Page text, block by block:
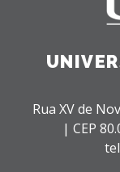
Rua XV de
| CEP